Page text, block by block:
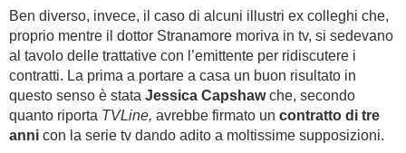
Ben diverso, invece, il caso di alcuni illustri ex colleghi che,
proprio mentre il dottor Stranamore moriva in tv, si sedevano
al tavolo delle trattative con l’emittente per ridiscutere i
contratti. La prima a portare a casa un buon risultato in
questo senso è stata Jessica Capshawche, secondo
quanto riporta TVLine, avrebbe firmato un contratto di tre
anni con la serie tv dando adito a moltissime supposizioni.